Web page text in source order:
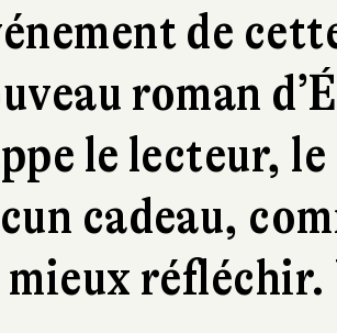
de
roman
le lecteur,
cadeau,
mieux